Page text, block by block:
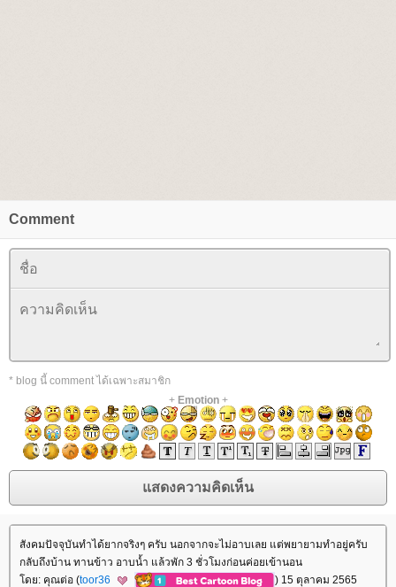
Comment
* blog นี้ comment ได้เฉพาะสมาชิก
+ Emotion+
สังคมปัจจุบันทำได้ยากจริงๆ ครับ นอกจากจะไม่อาบเลย แต่พยายามทำอยู่ครับ
กลับถึงบ้าน ทานข้าว อาบน้ำ แล้วพัก 3 ชั่วโมงก่อนค่อยเข้านอน
ดย: คุณต่อ (toor36
) 15 ตุลาคม 2565